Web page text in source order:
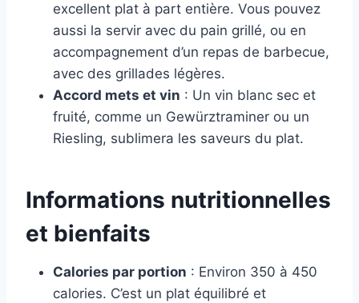
excellent plat à part entière. Vous pouvez
aussi la servir avec du pain grillé, ou en
accompagnement d’un repas de barbecue,
avec des grillades légères.
Accord mets et vin : Un vin blanc sec et
fruité, comme un Gewürztraminer ou un
Riesling, sublimera les saveurs du plat.
Informations nutritionnelles
et bienfaits
Calories par portion : Environ 350 à 450
calories. C’est un plat équilibré et